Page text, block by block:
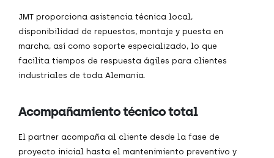
JMT proporciona asistencia técnica local,
disponibilidad de repuestos, montaje y puesta en
marcha, así como soporte especializado, lo que
facilita tiempos de respuesta ágiles para clientes
industriales de toda Alemania.
Acompañamiento técnico total
El partner acompaña al cliente desde la fase de
proyecto inicial hasta el mantenimiento preventivo y